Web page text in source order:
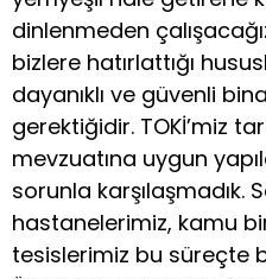
dinlenmeden
bizlere hatırlattığı
dayanıklı ve güvenli
gerektiğidir. TOKİ’miz
mevzuatına uygun
sorunla karşılaşmadık.
hastanelerimiz, kamu
tesislerimiz bu süreçte